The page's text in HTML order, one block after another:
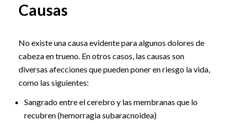
Causas
No existe una causa evidente para algunos dolores de
cabeza en trueno. En otros casos, las causas son
diversas afecciones que pueden poner en riesgo la vida,
como las siguientes:
Sangrado entre el cerebro y las membranas que lo
recubren (hemorragia subaracnoidea)